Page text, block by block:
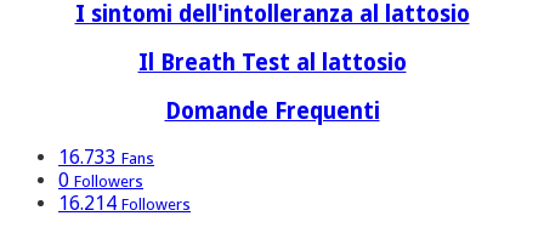
I sintomi dell'intolleranza al lattosio
Il Breath Test al lattosio
Domande Frequenti
16.733 Fans
0 Followers
16.214 Followers